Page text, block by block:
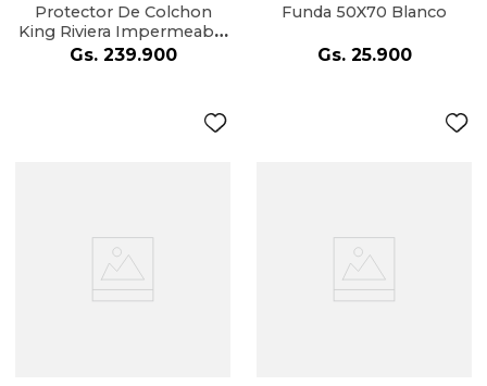
Protector De Colchon
King Riviera Impermeable
193X203X28
Gs. 239.900
Funda 50X70 Blanco
Gs. 25.900